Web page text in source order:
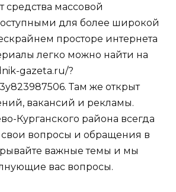
средства массовой
для более широкой
просторе интернета
легко можно найти на
gazeta.ru/?
Там же открыт
вакансий и рекламы.
Курганского района всегда
свои вопросы и обращения в
важные темы и мы
вас вопросы.